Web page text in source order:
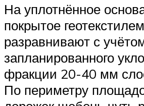
На уплотнённое
покрытое
разравнивают с
запланированного
фракции 20-40 мм
По периметру